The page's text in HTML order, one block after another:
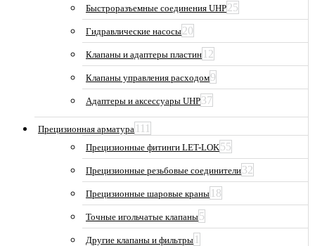
Быстроразъемные соединения UHP25
Гидравлические насосы20
Клапаны и адаптеры пластин 12
Клапаны управления расходом9
Адаптеры и аксессуары UHP37
Прецизионная арматура 111
Прецизионные фитинги LET-LOK55
Прецизионные резьбовые соединители32
Прецизионные шаровые краны 18
Точные игольчатые клапаны5
Другие клапаны и фильтры 1